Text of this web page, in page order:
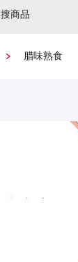
搜商品
腊味熟食